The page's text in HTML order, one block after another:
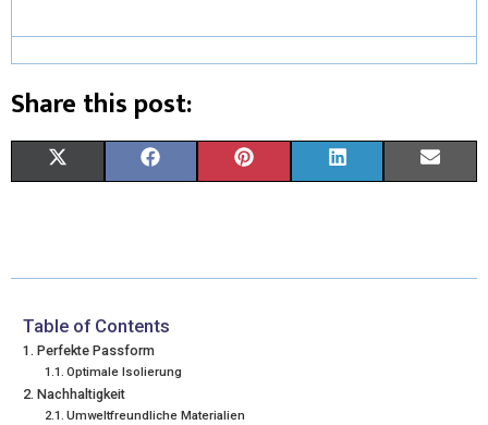
Share this post:
W
T
T
E T K I
Table of Contents
Perfekte Passform
Optimale Isolierung
Nachhaltigkeit
Umweltfreundliche Materialien